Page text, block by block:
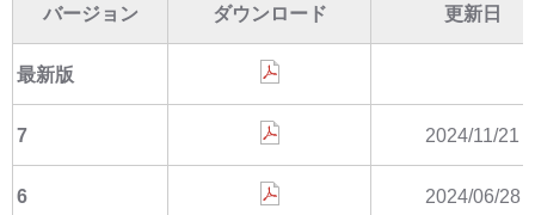
バージョン ダウンロード 更新日
最新版
7 2024/11/21
6 2024/06/28